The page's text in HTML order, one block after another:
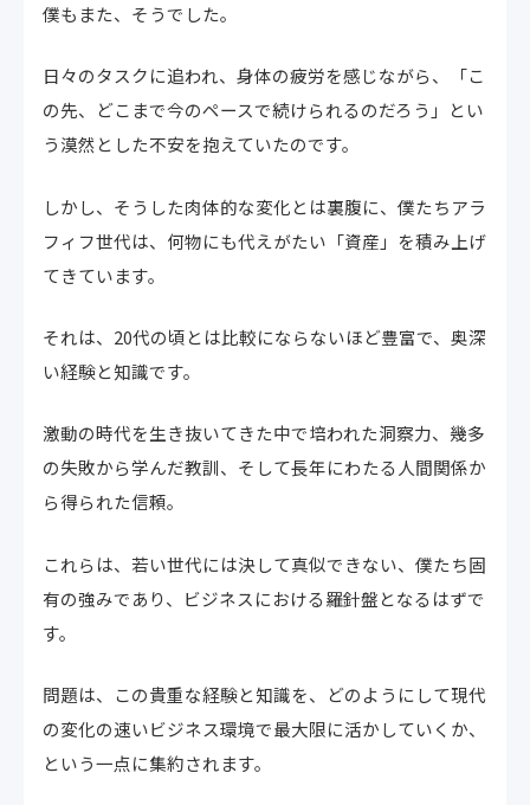
僕もまた、そうでした。
日々のタスクに追われ、身体の疲労を感じながら、「こ
の先、どこまで今のペースで続けられるのだろう」とい
う漠然とした不安を抱えていたのです。
しかし、そうした肉体的な変化とは裏腹に、僕たちアラ
フィフ世代は、何物にも代えがたい「資産」を積み上げ
てきています。
それは、20代の頃とは比較にならないほど豊富で、奥深
い経験と知識です。
激動の時代を生き抜いてきた中で培われた洞察力、幾多
の失敗から学んだ教訓、そして長年にわたる人間関係か
ら得られた信頼。
これらは、若い世代には決して真似できない、僕たち固
有の強みであり、ビジネスにおける羅針盤となるはずで
す。
問題は、この貴重な経験と知識を、どのようにして現代
の変化の速いビジネス環境で最大限に活かしていくか、
という一点に集約されます。